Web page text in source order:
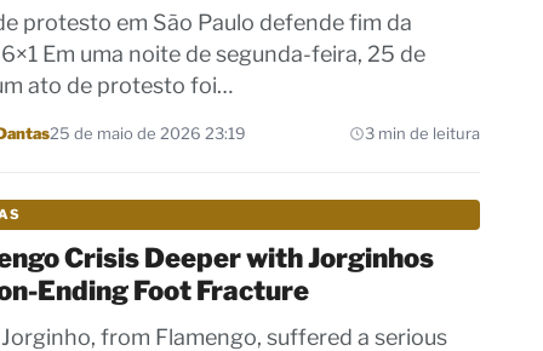
protesto em São Paulo defende fim da
Em uma noite de segunda-feira, 25 de
ato de protesto foi…
25 de maio de 2026 23:19 3 min de leitura
Crisis Deeper with Jorginhos
Ending Foot Fracture
from Flamengo, suffered a serious